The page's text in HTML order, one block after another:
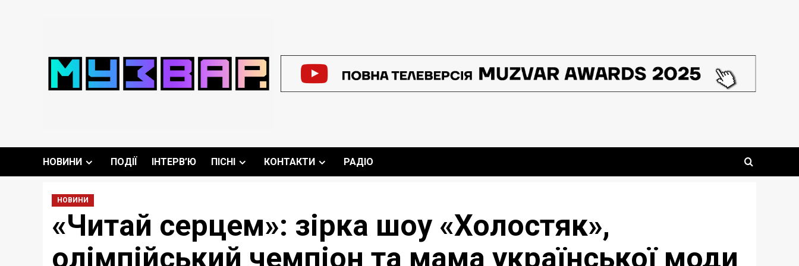
НОВИНИ ПОДІЇ ІНТЕРВ’Ю ПІСНІ КОНТАКТИ РАДІО
НОВИНИ
«Читай серцем»: зірка шоу «Холостяк»,
олімпійський чемпіон та мама української моди